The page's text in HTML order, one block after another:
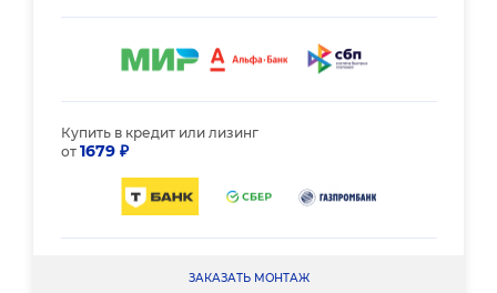
Купить в кредит или лизинг
от 1679 ₽
ЗАКАЗАТЬ МОНТАЖ